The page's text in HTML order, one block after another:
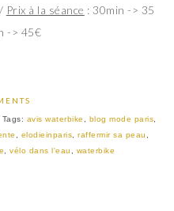
Prix à la séance : 30min -> 35
-> 45€
Tags: avis waterbike blog mode paris
elodieinparis raffermir sa peau
,vélo dans l'eau waterbike